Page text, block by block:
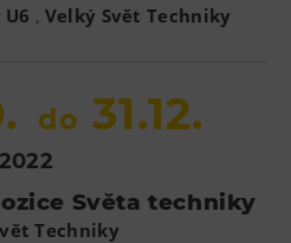
, Velký Svět Techniky
do 31.12.
2022
Světa techniky
Techniky